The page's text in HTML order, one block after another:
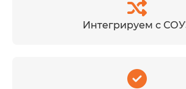
Интегрируем с